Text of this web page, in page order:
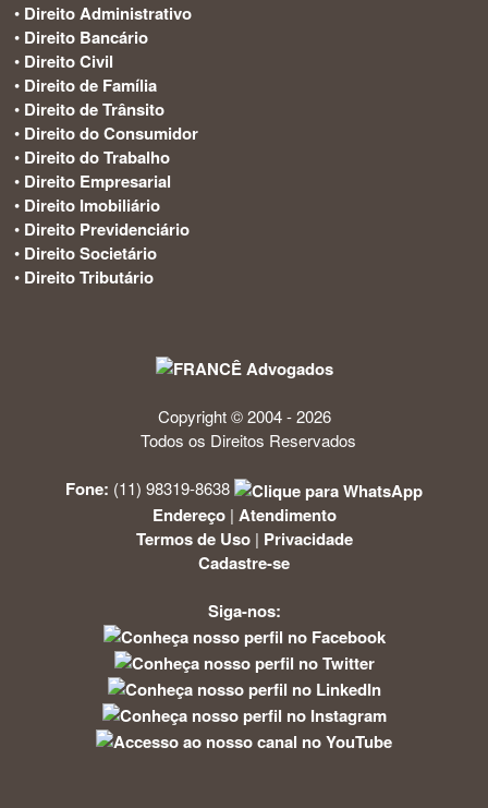
• Direito Administrativo
• Direito Bancário
• Direito Civil
• Direito de Família
• Direito de Trânsito
• Direito do Consumidor
• Direito do Trabalho
• Direito Empresarial
• Direito Imobiliário
• Direito Previdenciário
• Direito Societário
• Direito Tributário
Copyright © 2004 - 2026
Todos os Direitos Reservados
Fone: (11) 98319-8638
Endereço| Atendimento
Termos de Uso| Privacidade
Cadastre-se
Siga-nos: